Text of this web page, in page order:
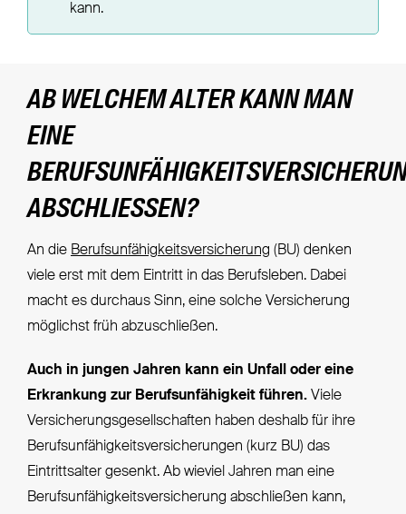
kann.
AB WELCHEM ALTER KANN MAN
EINE
ABSCHLIESSEN?
An die Berufsunfähigkeitsversicherung (BU) denken
viele erst mit dem Eintritt in das Berufsleben. Dabei
macht es durchaus Sinn, eine solche Versicherung
möglichst früh abzuschließen.
Auch in jungen Jahren kann ein Unfall oder eine
Erkrankung zur Berufsunfähigkeit führen.Viele
Versicherungsgesellschaften haben deshalb für ihre
Berufsunfähigkeitsversicherungen (kurz BU) das
Eintrittsalter gesenkt. Ab wieviel Jahren man eine
Berufsunfähigkeitsversicherung abschließen kann,